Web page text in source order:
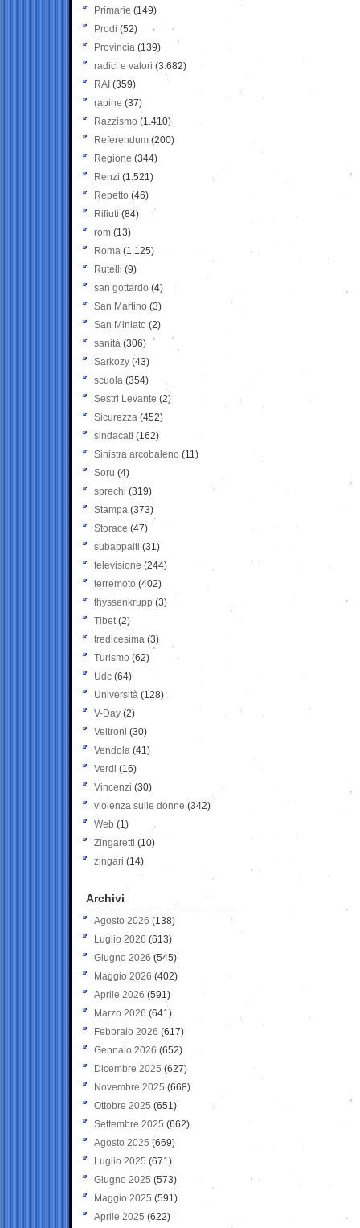
Primarie (149)
Prodi (52)
Provincia (139)
radici e valori (3.682)
RAI (359)
rapine (37)
Razzismo (1.410)
Referendum (200)
Regione (344)
Renzi (1.521)
Repetto (46)
Rifiuti (84)
rom (13)
Roma (1.125)
Rutelli (9)
san gottardo (4)
San Martino (3)
San Miniato (2)
sanità (306)
Sarkozy (43)
scuola (354)
Sestri Levante (2)
Sicurezza (452)
sindacati (162)
Sinistra arcobaleno (11)
Soru (4)
sprechi (319)
Stampa (373)
Storace (47)
subappalti (31)
televisione(244)
terremoto (402)
thyssenkrupp (3)
Tibet(2)
tredicesima (3)
Turismo (62)
Udc (64)
Università (128)
V-Day (2)
Veltroni (30)
Vendola (41)
Verdi (16)
Vincenzi (30)
violenza sulle donne (342)
Web (1)
Zingaretti (10)
zingari (14)
Archivi
Agosto 2026 (138)
Luglio 2026 (613)
Giugno 2026 (545)
Maggio 2026 (402)
Aprile 2026 (591)
Marzo 2026 (641)
Febbraio 2026 (617)
Gennaio 2026 (652)
Dicembre 2025 (627)
Novembre 2025 (668)
Ottobre 2025 (651)
Settembre 2025 (662)
Agosto 2025 (669)
Luglio 2025 (671)
Giugno 2025 (573)
Maggio 2025 (591)
Aprile 2025 (622)